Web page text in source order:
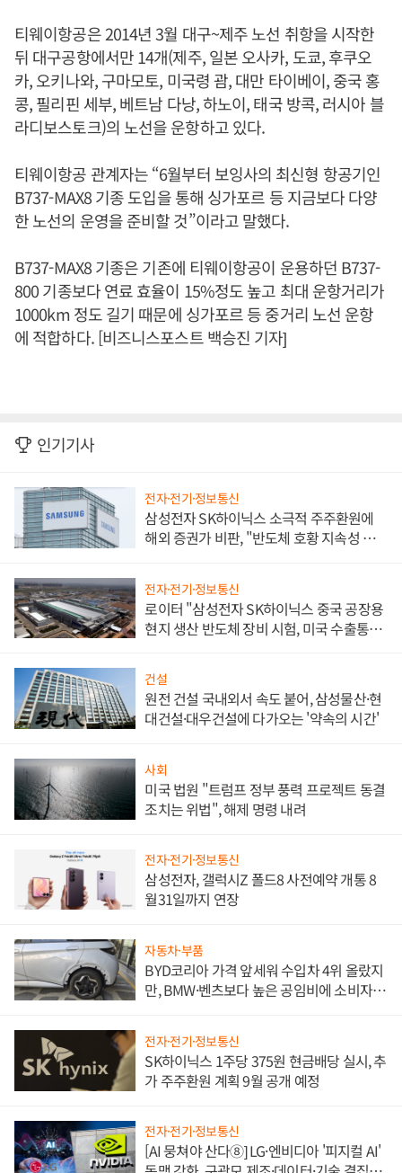
티웨이항공은 2014년 3월 대구~제주 노선 취항을 시작한
뒤 대구공항에서만 14개(제주, 일본 오사카, 도쿄, 후쿠오
카, 오키나와, 구마모토, 미국령 괌, 대만 타이베이, 중국 홍
콩, 필리핀 세부, 베트남 다낭, 하노이, 태국 방콕, 러시아 블
라디보스토크)의 노선을 운항하고 있다.
티웨이항공 관계자는 “6월부터 보잉사의 최신형 항공기인
B737-MAX8 기종 도입을 통해 싱가포르 등 지금보다 다양
한 노선의 운영을 준비할 것”이라고 말했다.
B737-MAX8 기종은 기존에 티웨이항공이 운용하던 B737-
800 기종보다 연료 효율이 15%정도 높고 최대 운항거리가
1000km 정도 길기 때문에 싱가포르 등 중거리 노선 운항
에 적합하다. [비즈니스포스트 백승진 기자]
인기기사
전자·전기·정보통신
삼성전자 SK하이닉스 소극적 주주환원에
해외 증권가 비판, "반도체 호황 지속성 의
전자·전기·정보통신
로이터 "삼성전자 SK하이닉스 중국 공장용
현지 생산 반도체 장비 시험, 미국 수출통제
건설
원전 건설 국내외서 속도 붙어, 삼성물산·현
대건설·대우건설에 다가오는 '약속의 시간'
사회
미국 법원 "트럼프 정부 풍력 프로젝트 동결
조치는 위법", 해제 명령 내려
전자·전기·정보통신
삼성전자, 갤럭시Z 폴드8 사전예약 개통 8
월31일까지 연장
자동차·부품
BYD코리아 가격 앞세워 수입차 4위 올랐지
만, BMW·벤츠보다 높은 공임비에 소비자
전자·전기·정보통신
SK하이닉스 1주당 375원 현금배당 실시, 추
가 주주환원 계획 9월 공개 예정
전자·전기·정보통신
[AI 뭉쳐야 산다⑧] LG·엔비디아 '피지컬 AI'